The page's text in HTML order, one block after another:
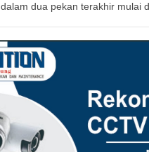
dalam dua pekan terakhir mulai